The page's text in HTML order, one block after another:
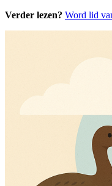
Verder lezen? Word lid